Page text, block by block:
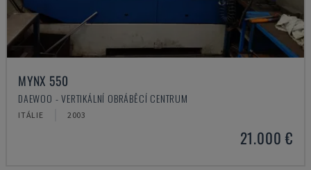
MYNX 550
DAEWOO - VERTIKÁLNÍ OBRÁBĚCÍ CENTRUM
ITÁLIE 2003
21.000 €